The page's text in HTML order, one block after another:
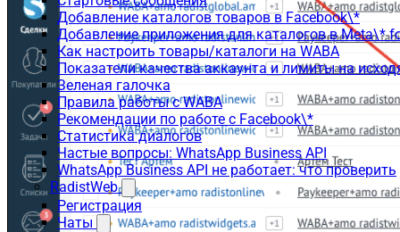
Добавление каталогов товаров в Facebook\*
Добавление приложения для каталогов в Meta\*
Как настроить товары/каталоги на WABA
Показатели качества аккаунта и лимиты на
Зеленая галочка
Правила работы с WABA
Рекомендации по работе с Facebook\*
Статистика диалогов
Частые вопросы: WhatsApp Business API
WhatsApp Business API не работает: что проверить
RadistWeb
Регистрация
Чаты